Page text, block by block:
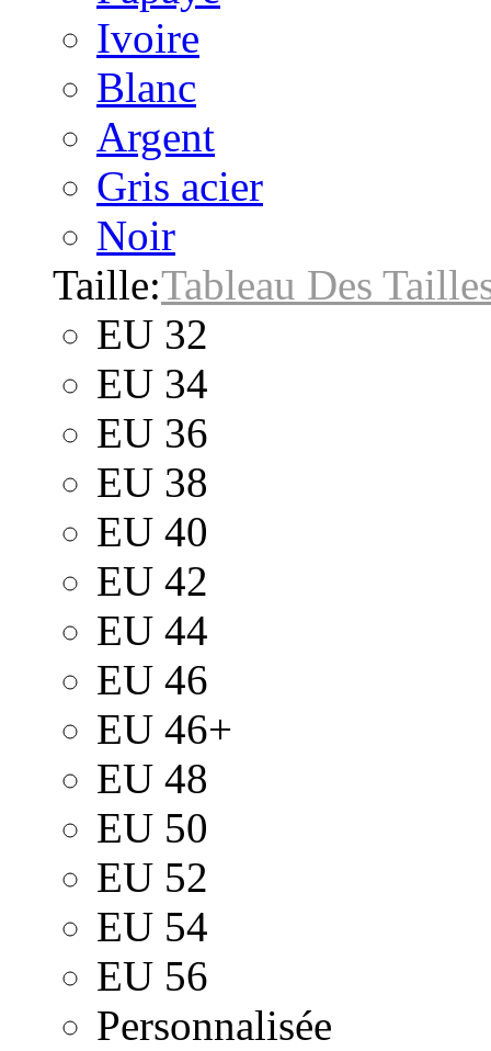
Ivoire
Blanc
Argent
Gris acier
Noir
Taille:Tableau Des
EU 32
EU 34
EU 36
EU 38
EU 40
EU 42
EU 44
EU 46
EU 46+
EU 48
EU 50
EU 52
EU 54
EU 56
Personnalisée